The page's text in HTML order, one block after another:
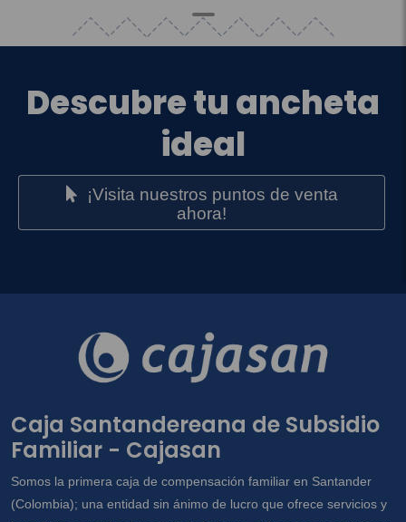
Descubre tu ancheta
ideal
¡Visita nuestros puntos de venta
ahora!
Caja Santandereana de Subsidio
Familiar - Cajasan
Somos la primera caja de compensación familiar en Santander
(Colombia); una entidad sin ánimo de lucro que ofrece servicios y